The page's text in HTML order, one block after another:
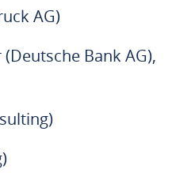
AG)
Bank AG),